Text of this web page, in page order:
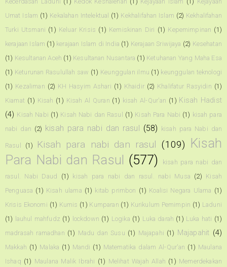
Umat Islam (1) Kekalahan Intelektual (1) Kekhalifahan Islam (2) Kekhalifahan
Turki Utsmani (1) Keluar Krisis (1) Kemiskinan Diri (1) Kepemimpinan (1)
kerajaan Islam (1) kerajaan Islam di India (1) Kerajaan Sriwijaya (2) Kesehatan
(1) Kesultanan Aceh (1) Kesultanan Nusantara (1) Ketuhanan Yang Maha Esa
(1) Keturunan Rasulullah saw (1) Keunggulan ilmu (1) keunggulan teknologi
(1) Kezaliman (2) KH Hasyim Ashari (1) Khaidir (2) Khalifatur Rasyidin (1)
Kiamat (1) Kisah (1) Kisah Al Quran (1) kisah Al-Qur'an (1) Kisah Hadist
(4) Kisah Nabi (1) Kisah Nabi dan Rasul (1) Kisah Para Nabi (1) kisah para
nabi dan (2) kisah para nabi dan rasul (58) kisah para Nabi dan
Rasul (1) Kisah para nabi dan rasul (109) Kisah
Para Nabi dan Rasul (577)
kisah para nabi dan
rasul. Nabi Daud
(1) kisah para nabi dan rasul. nabi Musa (2) Kisah
Penguasa (1) Kisah ulama (1) kitab primbon (1) Koalisi Negara Ulama (1)
Krisis Ekonomi (1) Kumis (1) Kumparan (1) Kurikulum Pemimpin (1) Laduni
(1) lauhul mahfudz (1) lockdown (1) Logika (1) Luka darah (1) Luka hati (1)
madrasah ramadhan (1) Madu dan Susu (1) Majapahi (1) Majapahit (4)
Makkah (1) Malaka (1) Mandi (1) Matematika dalam Al-Qur'an (1) Maulana
Ishaq (1) Maulana Malik Ibrahi (1) Melihat Wajah Allah (1) Memerdekakan